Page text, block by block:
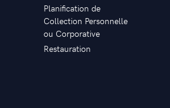
Planification de
Collection Personnelle
ou Corporative
Restauration